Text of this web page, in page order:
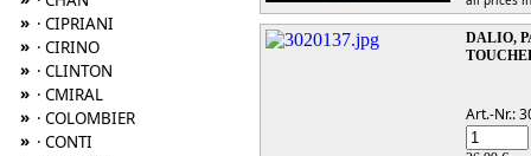
» · CIPRIANI
» · CIRINO
» · CLINTON
» · CMIRAL
» · COLOMBIER
» · CONTI
DALIO,
Art.-Nr.: